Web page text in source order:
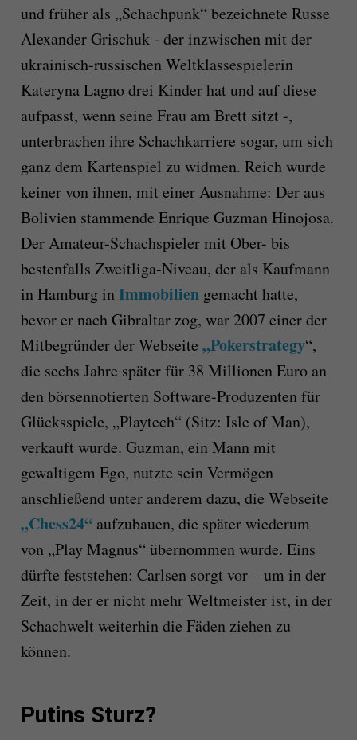
und früher als „Schachpunk“ bezeichnete Russe
Alexander Grischuk - der inzwischen mit der
ukrainisch-russischen Weltklassespielerin
Kateryna Lagno drei Kinder hat und auf diese
aufpasst, wenn seine Frau am Brett sitzt -,
unterbrachen ihre Schachkarriere sogar, um sich
ganz dem Kartenspiel zu widmen. Reich wurde
keiner von ihnen, mit einer Ausnahme: Der aus
Bolivien stammende Enrique Guzman Hinojosa.
Der Amateur-Schachspieler mit Ober- bis
bestenfalls Zweitliga-Niveau, der als Kaufmann
in Hamburg inImmobiliengemacht hatte,
bevor er nach Gibraltar zog, war 2007 einer der
Mitbegründer der Webseite „Pokerstrategy“,
die sechs Jahre später für 38 Millionen Euro an
den börsennotierten Software-Produzenten für
Glücksspiele, „Playtech“ (Sitz: Isle of Man),
verkauft wurde. Guzman, ein Mann mit
gewaltigem Ego, nutzte sein Vermögen
anschließend unter anderem dazu, die Webseite
„Chess24“aufzubauen, die später wiederum
von „Play Magnus“ übernommen wurde. Eins
dürfte feststehen: Carlsen sorgt vor – um in der
Zeit, in der er nicht mehr Weltmeister ist, in der
Schachwelt weiterhin die Fäden ziehen zu
können.
Putins Sturz?